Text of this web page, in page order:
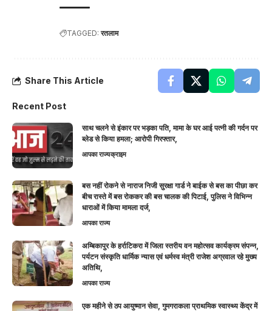
TAGGED: रतलाम
Share This Article
Recent Post
साथ चलने से इंकार पर भड़का पति, मामा के घर आई पत्नी की गर्दन पर
ब्लेड से किया हमला; आरोपी गिरफ्तार,
आपका राज्यक्राइम
बस नहीं रोकने से नाराज निजी सुरक्षा गार्ड ने बाईक से बस का पीछा कर
बीच रास्ते में बस रोककर की बस चालक की पिटाई, पुलिस ने विभिन्न
धाराओं में किया मामला दर्ज,
आपका राज्य
अम्बिकापुर के हर्राटिकरा में जिला स्तरीय वन महोत्सव कार्यक्रम संपन्न,
पर्यटन संस्कृति धार्मिक न्यास एवं धर्मस्व मंत्री राजेश अग्रवाल रहे मुख्य
अतिथि,
आपका राज्य
एक महीने से ठप आयुष्मान सेवा, गुमगराकला प्राथमिक स्वास्थ्य केंद्र में